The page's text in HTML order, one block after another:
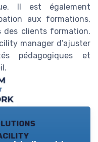
Il est également
aux formations,
des clients formation.
manager d’ajuster
pédagogiques et